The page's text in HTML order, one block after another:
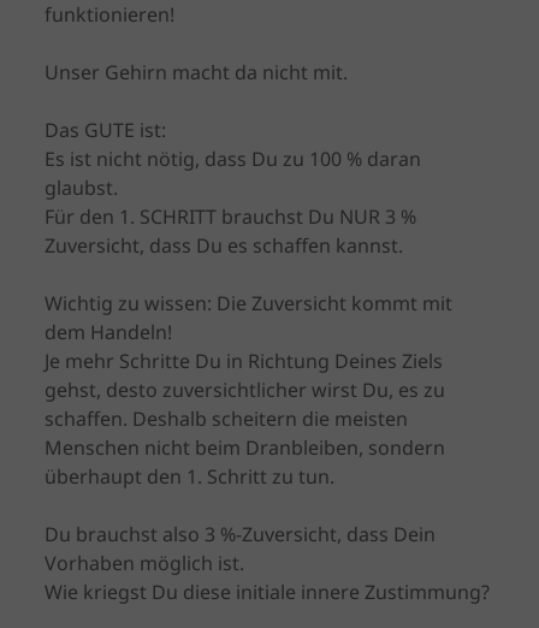
funktionieren!
Unser Gehirn macht da nicht mit.
Das GUTE ist:
Es ist nicht nötig, dass Du zu 100 % daran
glaubst.
Für den 1. SCHRITT brauchst Du NUR 3 %
Zuversicht, dass Du es schaffen kannst.
Wichtig zu wissen: Die Zuversicht kommt mit
dem Handeln!
Je mehr Schritte Du in Richtung Deines Ziels
gehst, desto zuversichtlicher wirst Du, es zu
schaffen. Deshalb scheitern die meisten
Menschen nicht beim Dranbleiben, sondern
überhaupt den 1. Schritt zu tun.
Du brauchst also 3 %-Zuversicht, dass Dein
Vorhaben möglich ist.
Wie kriegst Du diese initiale innere Zustimmung?